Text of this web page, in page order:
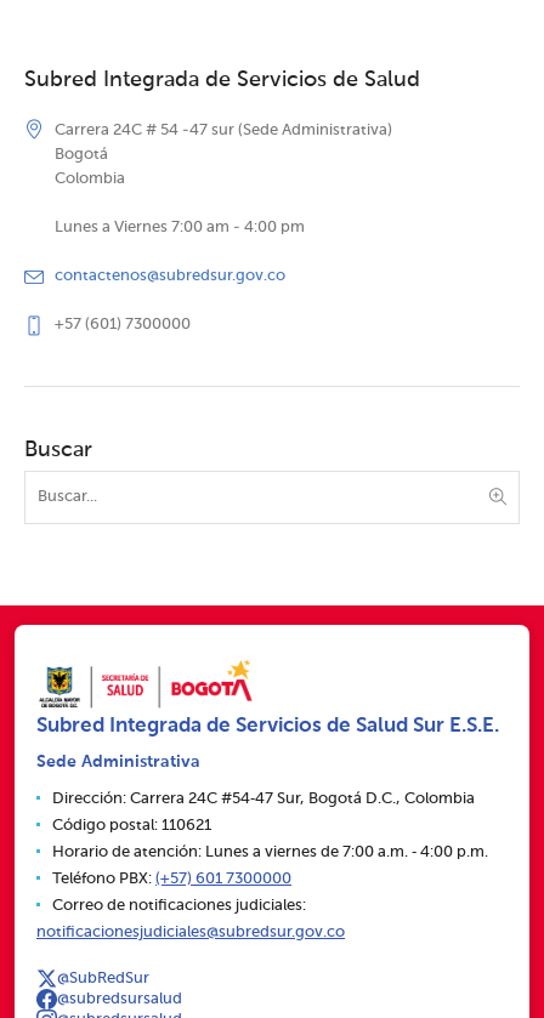
Subred Integrada de Servicios de Salud
Carrera 24C # 54 -47 sur (Sede Administrativa)
Bogotá
Colombia
Lunes a Viernes 7:00 am - 4:00 pm
contactenos@subredsur.gov.co
+57 (601) 7300000
Buscar
Subred Integrada de Servicios de Salud Sur E.S.E.
Sede Administrativa
Dirección: Carrera 24C #54‑47 Sur, Bogotá D.C., Colombia
Código postal: 110621
Horario de atención: Lunes a viernes de 7:00 a.m. ‑ 4:00 p.m.
Teléfono PBX: (+57) 601 7300000
Correo de notificaciones judiciales:
notificacionesjudiciales@subredsur.gov.co
@SubRedSur
@subredsursalud